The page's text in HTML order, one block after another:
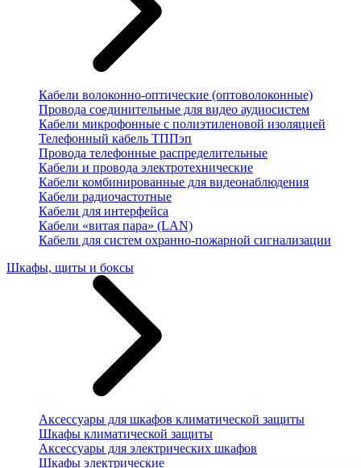
Кабели волоконно-оптические (оптоволоконные)
Провода соединительные для видео аудиосистем
Кабели микрофонные с полиэтиленовой изоляцией
Телефонный кабель ТППэп
Провода телефонные распределительные
Кабели и провода электротехнические
Кабели комбинированные для видеонаблюдения
Кабели радиочастотные
Кабели для интерфейса
Кабели «витая пара» (LAN)
Кабели для систем охранно-пожарной сигнализации
Шкафы, щиты и боксы
Аксессуары для шкафов климатической защиты
Шкафы климатической защиты
Аксессуары для электрических шкафов
Шкафы электрические